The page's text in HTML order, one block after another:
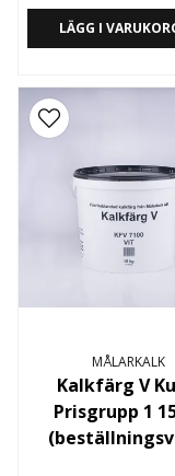
LÄGG I
MÅLARKALK
Kalkfärg V
Prisgrupp 1